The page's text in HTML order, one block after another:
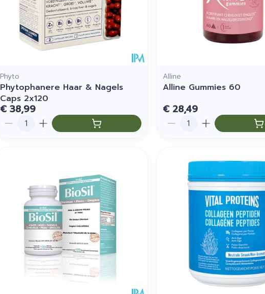
Phyto
Phytophanere Haar & Nagels
Caps 2x120
€ 38,99
Aantal
Alline
Alline Gummies 60
€ 28,49
Aantal